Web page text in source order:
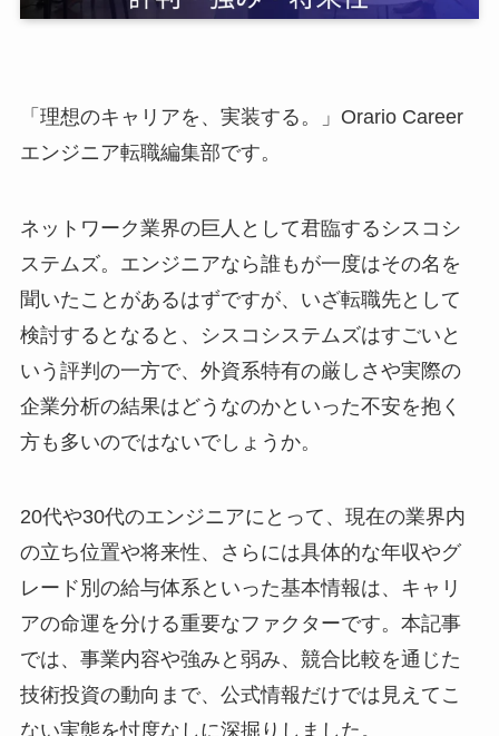
「理想のキャリアを、実装する。」Orario Career
エンジニア転職編集部です。
ネットワーク業界の巨人として君臨するシスコシ
ステムズ。エンジニアなら誰もが一度はその名を
聞いたことがあるはずですが、いざ転職先として
検討するとなると、シスコシステムズはすごいと
いう評判の一方で、外資系特有の厳しさや実際の
企業分析の結果はどうなのかといった不安を抱く
方も多いのではないでしょうか。
20代や30代のエンジニアにとって、現在の業界内
の立ち位置や将来性、さらには具体的な年収やグ
レード別の給与体系といった基本情報は、キャリ
アの命運を分ける重要なファクターです。本記事
では、事業内容や強みと弱み、競合比較を通じた
技術投資の動向まで、公式情報だけでは見えてこ
ない実態を忖度なしに深掘りしました。